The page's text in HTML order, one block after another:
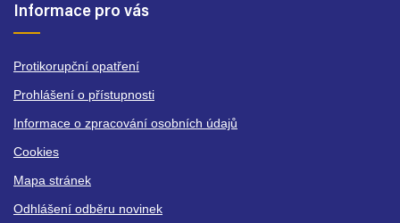
Informace pro vás
Protikorupční opatření
Prohlášení o přístupnosti
Informace o zpracování osobních údajů
Cookies
Mapa stránek
Odhlášení odběru novinek